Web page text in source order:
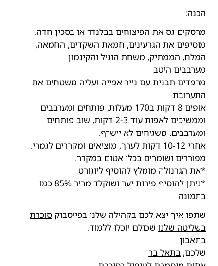
הכנה:
מרסקים גס את הפיצוחים בבלנדר או בסכין חדה.
מוסיפים את הגרעינים, חמאת השקדים, החמאה,
המלח, הממתיק, משחת הוניל והקינמון
מערבבים היטב
מרפדים תבנית עם נייר אפייה ועליה משטחים את
התערובת
אופים 8 דקות ב170 מעלות, פותחים ומערבבים
וממשיכים לאפות עוד 2-3 דקות, שוב פותחים
ומערבבים. משגיחים לא יישרף.
אחרי 10-12 דקות לערך, מוציאים ומקררים לגמרי.
מפוררים ושומרים בכלי אטום במקרר.
*את הגרנולה מומלץ להוסיף ליוגורט
*ניתן להוסיף פירות יער ושוקלד מריר 85% כמו
בתמונה
שתפו איך יצא לכם בקהילה שלנו בפייסבוק סוכרת
בשליטה שלנו שכולם יוכלו ללמוד.
בתאבון
שלכם, בתאל בר